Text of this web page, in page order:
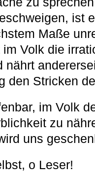
ist
Maße
Volk die
nährt
den Stricken
im Volk
zu
uns
o Leser!